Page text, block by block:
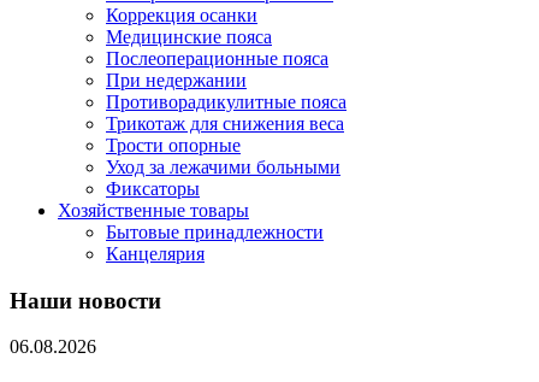
Коррекция осанки
Медицинские пояса
Послеоперационные пояса
При недержании
Противорадикулитные пояса
Трикотаж для снижения веса
Трости опорные
Уход за лежачими больными
Фиксаторы
Хозяйственные товары
Бытовые принадлежности
Канцелярия
Наши новости
06.08.2026